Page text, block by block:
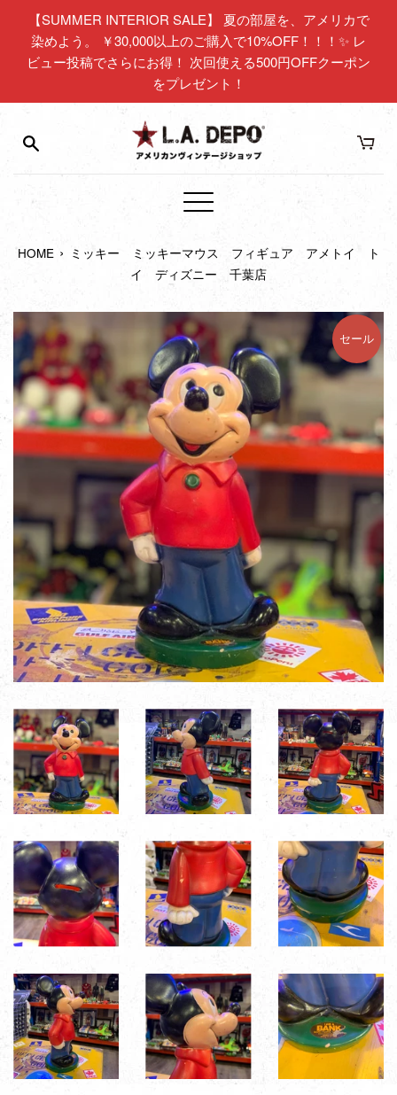
【SUMMER INTERIOR SALE】 夏の部屋を、アメリカで
染めよう。 ￥30,000以上のご購入で10%OFF！！！✨ レ
ビュー投稿でさらにお得！ 次回使える500円OFFクーポン
をプレゼント！
メ
ュ
ー
HOME › ミッキー ミッキーマウス フィギュア アメトイ ト
イ ディズニー 千葉店
セール